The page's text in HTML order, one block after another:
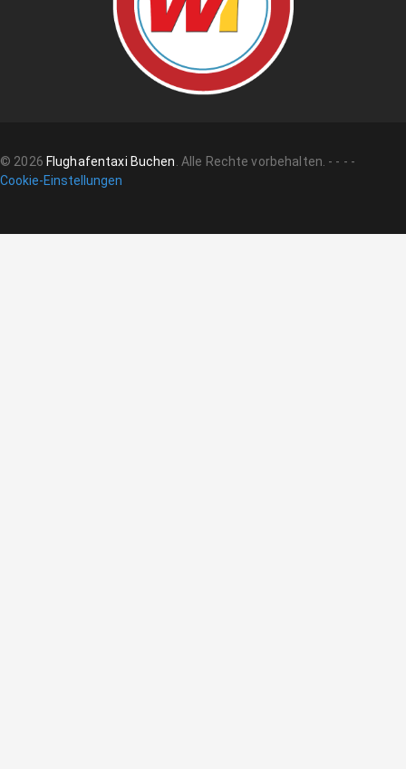
© 2026 Flughafentaxi Buchen. Alle Rechte vorbehalten. - - - -
Cookie-Einstellungen